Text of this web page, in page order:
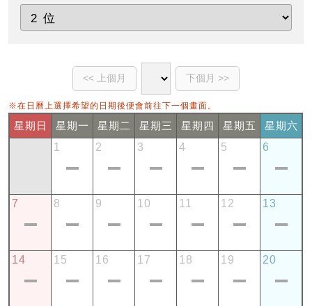
※在日曆上選擇希望的日期後便會前往下一個畫面。
星期日 星期一 星期二 星期三 星期四 星期五
星期六
1
2 3 4 5 6
7 8 9 10 11 12 13
14 15 16 17 18 19 20